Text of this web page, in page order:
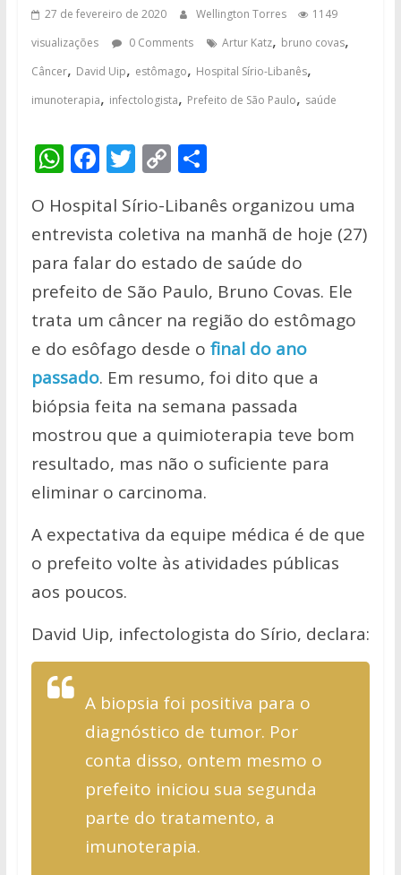
27 de fevereiro de 2020 Wellington Torres
1149
visualizações
0 Comments Artur Katz, bruno covas,
Câncer, David Uip, estômago, Hospital Sírio-Libanês,
imunoterapia, infectologista, Prefeito de São Paulo, saúde
W
at
s
A
p
p
F
e
b
o
o
k
T
itt
er
C
p
y
Li
n
k
S
ar
e
O Hospital Sírio-Libanês organizou uma
entrevista coletiva na manhã de hoje (27)
para falar do estado de saúde do
prefeito de São Paulo, Bruno Covas. Ele
trata um câncer na região do estômago
e do esôfago desde o final do ano
passado. Em resumo, foi dito que a
biópsia feita na semana passada
mostrou que a quimioterapia teve bom
resultado, mas não o suficiente para
eliminar o carcinoma.
A expectativa da equipe médica é de que
o prefeito volte às atividades públicas
aos poucos.
David Uip, infectologista do Sírio, declara:
A biopsia foi positiva para o
diagnóstico de tumor. Por
conta disso, ontem mesmo o
prefeito iniciou sua segunda
parte do tratamento, a
imunoterapia.